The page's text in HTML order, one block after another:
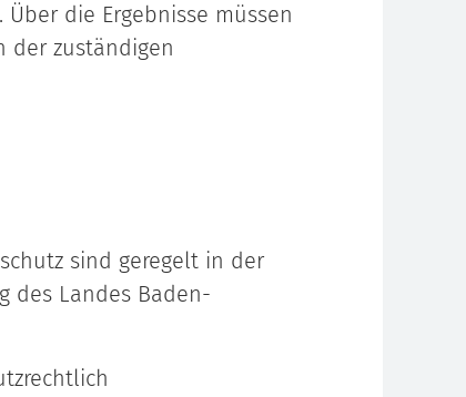
die Ergebnisse müssen
der zuständigen
sind geregelt in der
des Landes Baden-